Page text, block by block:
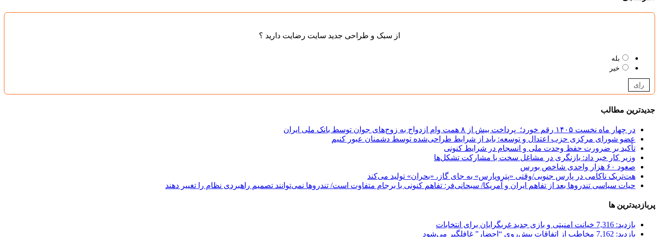
از سبک و طراحی جدید سایت رضایت دارید ؟
بله
خیر
رای
جدیدترین مطالب
در چهار ماه نخست ۱۴۰۵ رقم خورد؛
پرداخت بیش از ۸ همت وام ازدواج به زوج‌های جوان توسط بانک ملی ایران
عضو شورای مرکزی حزب اعتدال و توسعه: باید از شرایط طراحی‌شده توسط دشمنان عبور کنیم
تأکید بر ضرورت حفظ وحدت ملی و انسجام در شرایط کنونی
وزیر کار خبر داد: بازنگری در مشاغل سخت با مشارکت تشکل‌ها
صعود ۶۰ هزار واحدی شاخص بورس
هت‌تریک ناکامی در پارس جنوبی/وقتی «پتروپارس» به جای گاز، «بحران» تولید می‌کند
حیات سیاسی تندروها بعد از تفاهم ایران و آمریکا/ سبحانی‌فر: تفاهم کنونی با برجام متفاوت است/ تندروها نمی‌توانند تصمیم راهبردی نظام را تغییر دهند
پربازدیدترین ها
بازدید: 7,316
خیانت امنیتی و بازی جدید غربگرایان برای انتخابات
بازدید: 7,162
مخاطب از اتفاقات پیش‌روی “احضار” غافلگیر می‌شود